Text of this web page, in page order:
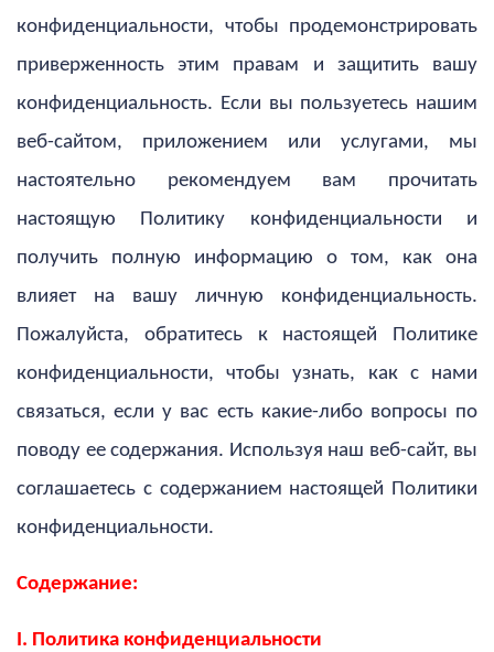
конфиденциальности, чтобы продемонстрировать
приверженность этим правам и защитить вашу
конфиденциальность. Если вы пользуетесь нашим
веб-сайтом, приложением или услугами, мы
настоятельно рекомендуем вам прочитать
настоящую Политику конфиденциальности и
получить полную информацию о том, как она
влияет на вашу личную конфиденциальность.
Пожалуйста, обратитесь к настоящей Политике
конфиденциальности, чтобы узнать, как с нами
связаться, если у вас есть какие-либо вопросы по
поводу ее содержания. Используя наш веб-сайт, вы
соглашаетесь с содержанием настоящей Политики
конфиденциальности.
Содержание:
I. Политика конфиденциальности